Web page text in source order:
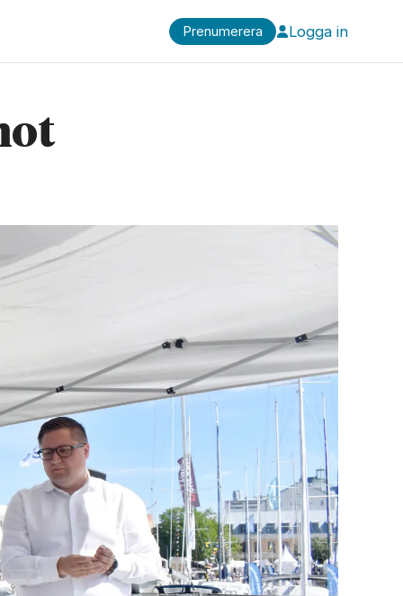
Prenumerera Logga in